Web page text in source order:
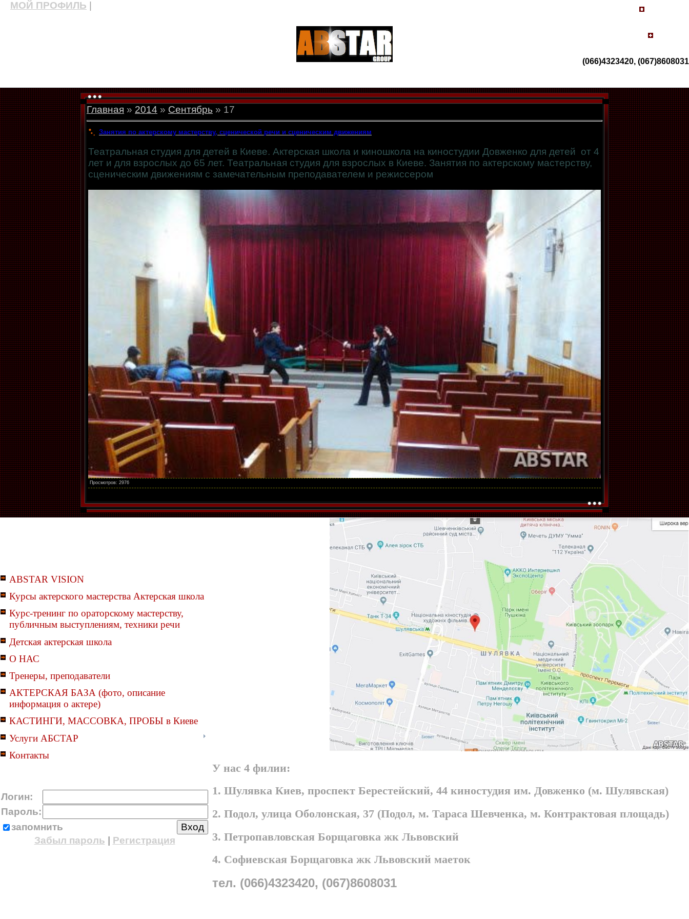
МОЙ ПРОФИЛЬ
(066)4323420, (067)8608031
Главная » 2014 » Сентябрь » 17
Занятия по актерскому мастерству, сценической речи и сценическим движениям
Театральная студия для детей в Киеве. Актерская школа и киношкола на киностудии Довженко для детей от 4
лет и для взрослых до 65 лет. Театральная студия для взрослых в Киеве. Занятия по актерскому мастерству,
сценическим движениям с замечательным преподавателем и режиссером
Просмотров: 2976
ABSTAR VISION
Курсы актерского мастерства Актерская школа
Курс-тренинг по ораторскому мастерству,
публичным выступлениям, техники речи
Детская актерская школа
О НАС
Тренеры, преподаватели
АКТЕРСКАЯ БАЗА (фото, описание
информация о актере)
КАСТИНГИ, МАССОВКА, ПРОБЫ в Киеве
Услуги АБСТАР
Контакты
Логин:
Пароль:
запомнить
Забыл пароль
Регистрация
У нас 4 филии:
1. Шулявка Киев, проспект Берестейский, 44 киностудия им. Довженко (м. Шулявская)
2. Подол, улица Оболонская, 37 (Подол, м. Тараса Шевченка, м. Контрактовая площадь)
3. Петропавловская Борщаговка жк Львовский
4. Софиевская Борщаговка жк Львовский маеток
тел. (066)4323420, (067)8608031